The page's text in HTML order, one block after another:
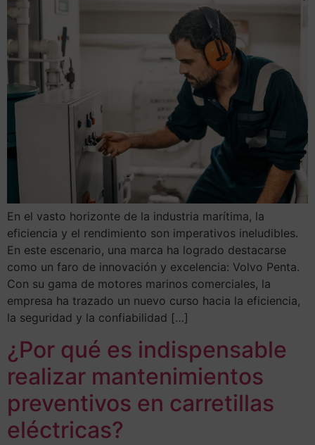
En el vasto horizonte de la industria marítima, la
eficiencia y el rendimiento son imperativos ineludibles.
En este escenario, una marca ha logrado destacarse
como un faro de innovación y excelencia: Volvo Penta.
Con su gama de motores marinos comerciales, la
empresa ha trazado un nuevo curso hacia la eficiencia,
la seguridad y la confiabilidad […]
¿Por qué es indispensable
realizar mantenimientos
preventivos en carretillas
eléctricas?